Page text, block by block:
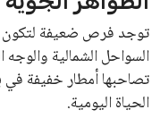
توجد فرص ضعيفة
السواحل الشمالية والوجه
تصاحبها أمطار خفيفة في
الحياة اليومية.